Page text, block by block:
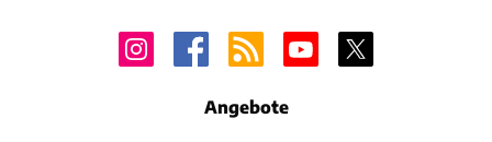
Angebote